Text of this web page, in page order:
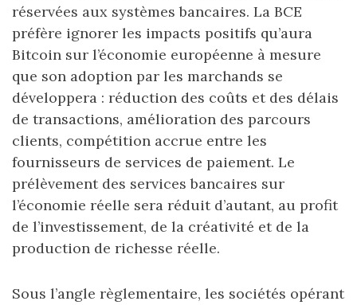
réservées aux systèmes bancaires. La BCE
préfère ignorer les impacts positifs qu’aura
Bitcoin sur l’économie européenne à mesure
que son adoption par les marchands se
développera : réduction des coûts et des délais
de transactions, amélioration des parcours
clients, compétition accrue entre les
fournisseurs de services de paiement. Le
prélèvement des services bancaires sur
l’économie réelle sera réduit d’autant, au profit
de l’investissement, de la créativité et de la
production de richesse réelle.
Sous l’angle règlementaire, les sociétés opérant